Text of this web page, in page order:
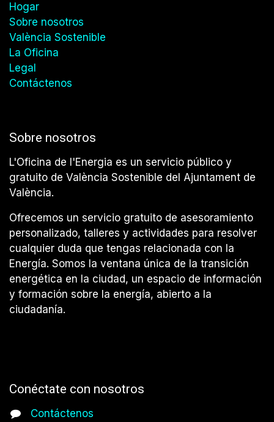
Hogar
Sobre nosotros
València Sostenible
La Oficina
Legal
Contáctenos
Sobre nosotros
L'Oficina de l'Energia es un servicio público y
gratuito de València Sostenible del Ajuntament de
València.
Ofrecemos un servicio gratuito de asesoramiento
personalizado, talleres y actividades para resolver
cualquier duda que tengas relacionada con la
Energía. Somos la ventana única de la transición
energética en la ciudad, un espacio de información
y formación sobre la energía, abierto a la
ciudadanía.
Conéctate con nosotros
Contáctenos